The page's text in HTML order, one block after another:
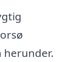
herunder.